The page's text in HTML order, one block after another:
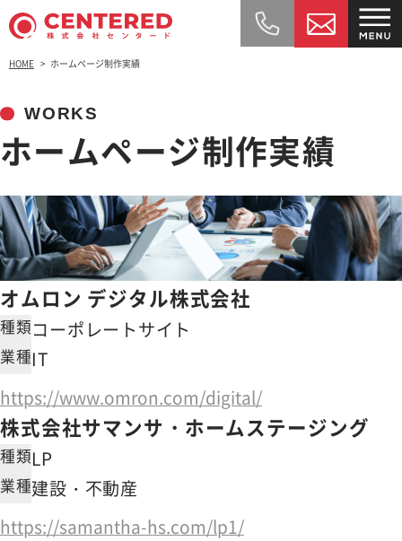
HOME ホームページ制作実績
WORKS
ホームページ制作実績
オムロン デジタル株式会社
種類コーポレートサイト
業種IT
https://www.omron.com/digital/
株式会社サマンサ・ホームステージング
種類LP
業種建設・不動産
https://samantha-hs.com/lp1/